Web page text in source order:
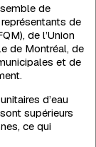
de
de
de l’Union
de Montréal, de
et de
d’eau
supérieurs
ce qui